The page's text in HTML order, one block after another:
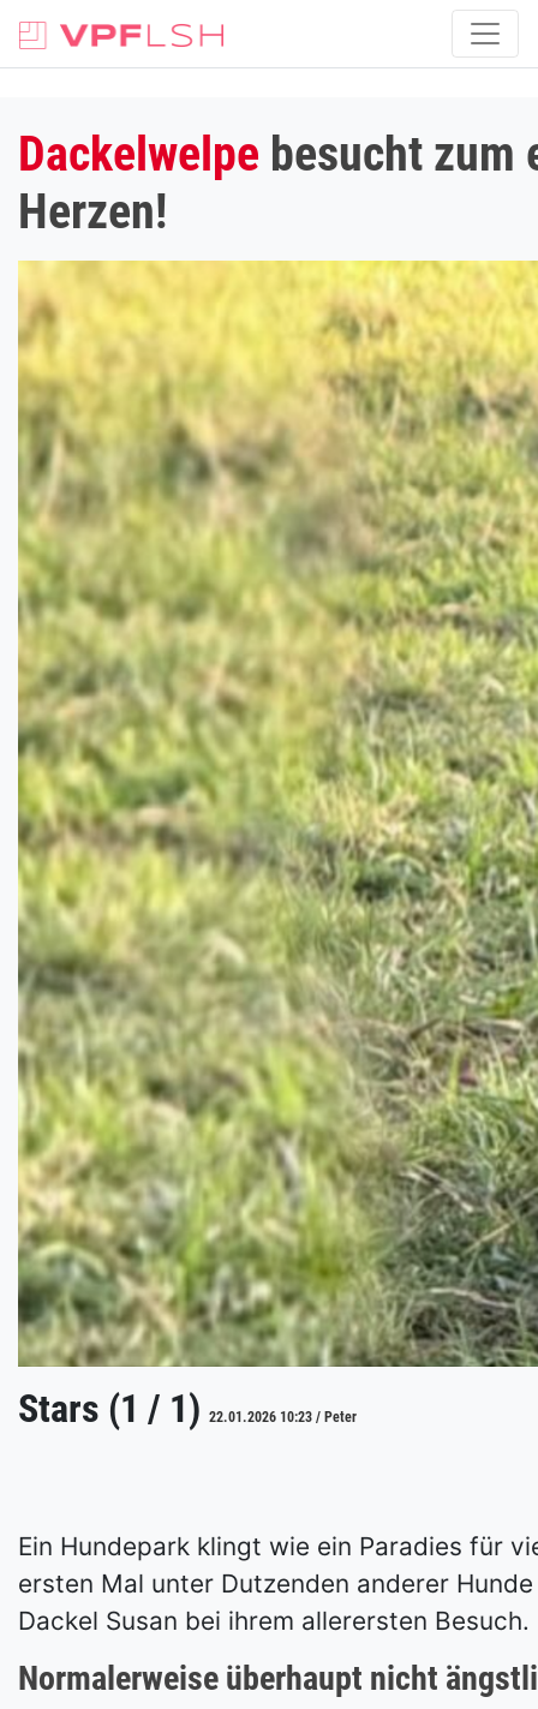
Dackelwelpe besucht zum
Herzen!
Stars (1 / 1) 22.01.2026 10:23 / Peter
Ein Hundepark klingt wie ein Paradies für
ersten Mal unter Dutzenden anderer
Dackel Susan bei ihrem allerersten Besuch.
Normalerweise überhaupt nicht